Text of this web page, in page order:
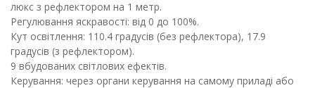
люкс з рефлектором на 1 метр.
Регулювання яскравості: від 0 до 100%.
Кут освітлення: 110.4 градусів (без рефлектора), 17.9
градусів (з рефлектором).
9 вбудованих світлових ефектів.
Керування: через органи керування на самому приладі або